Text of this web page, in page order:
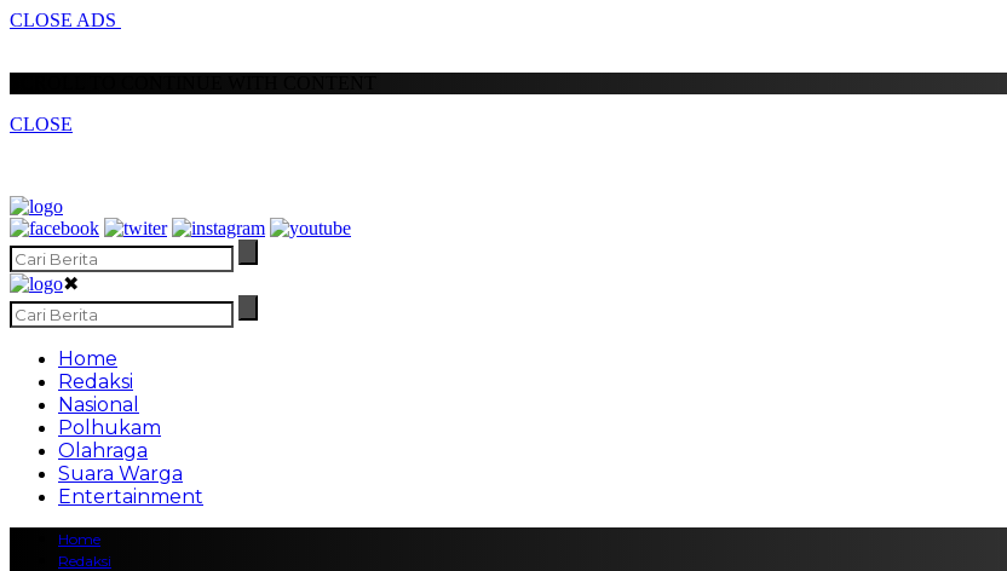
CLOSE ADS
CLOSE
✖
Home
Redaksi
Nasional
Polhukam
Olahraga
Suara Warga
Entertainment
Home
Redaksi